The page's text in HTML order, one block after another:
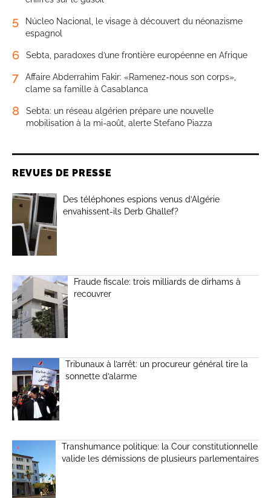
5
Núcleo Nacional, le visage à découvert du néonazisme
espagnol
6 Sebta, paradoxes d’une frontière européenne en Afrique
7
Affaire Abderrahim Fakir: «Ramenez-nous son corps»,
clame sa famille à Casablanca
8
Sebta: un réseau algérien prépare une nouvelle
mobilisation à la mi-août, alerte Stefano Piazza
REVUES DE PRESSE
Des téléphones espions venus d’Algérie
envahissent-ils Derb Ghallef?
Fraude fiscale: trois milliards de dirhams à
recouvrer
Tribunaux à l’arrêt: un procureur général tire la
sonnette d’alarme
Transhumance politique: la Cour constitutionnelle
valide les démissions de plusieurs parlementaires